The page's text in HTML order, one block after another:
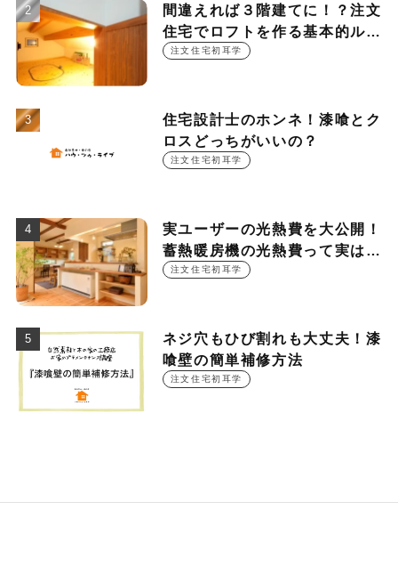
間違えれば３階建てに！？注文
住宅でロフトを作る基本的ルー
ル注文住宅初耳学
住宅設計士のホンネ！漆喰とク
ロスどっちがいいの？
注文住宅初耳学
実ユーザーの光熱費を大公開！
蓄熱暖房機の光熱費って実は
○○○円！？
注文住宅初耳学
ネジ穴もひび割れも大丈夫！漆
喰壁の簡単補修方法
注文住宅初耳学